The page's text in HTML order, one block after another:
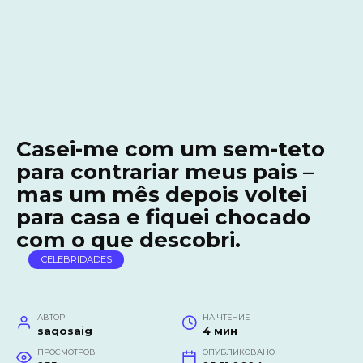
Casei-me com um sem-teto
para contrariar meus pais –
mas um mês depois voltei
para casa e fiquei chocado
com o que descobri.
CELEBRIDADES
АВТОР
saqosaig
НА ЧТЕНИЕ
4 мин
ПРОСМОТРОВ ОПУБЛИКОВАНО